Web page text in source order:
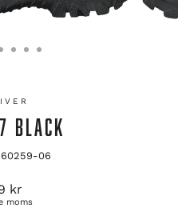
BLACK
06
kr
moms